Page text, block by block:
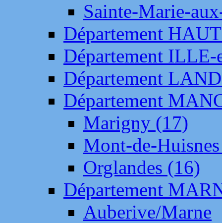
Sainte-Marie-
Département
Département
Département
Département
Marigny (17)
Mont-de-
Orglandes (16)
Département
Auberive/Marne